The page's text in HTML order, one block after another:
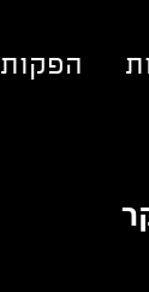
הפקות